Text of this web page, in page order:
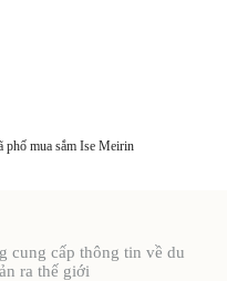
phố mua sắm Ise Meirin
cung cấp thông tin về du
ra thế giới